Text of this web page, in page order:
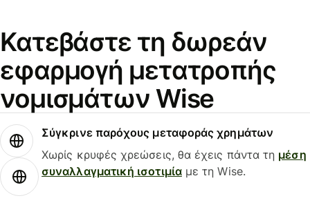
Κατεβάστε τη δωρεάν
εφαρμογή μετατροπής
νομισμάτων Wise
Σύγκρινε παρόχους μεταφοράς χρημάτων
Χωρίς κρυφές χρεώσεις, θα έχεις πάντα τη μέση
συναλλαγματική ισοτιμίαμε τη Wise.